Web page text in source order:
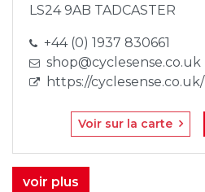
LS24 9AB TADCASTER
+44 (0) 1937 830661
shop@cyclesense.co.uk
https://cyclesense.co.uk/
Voir sur la carte
voir plus